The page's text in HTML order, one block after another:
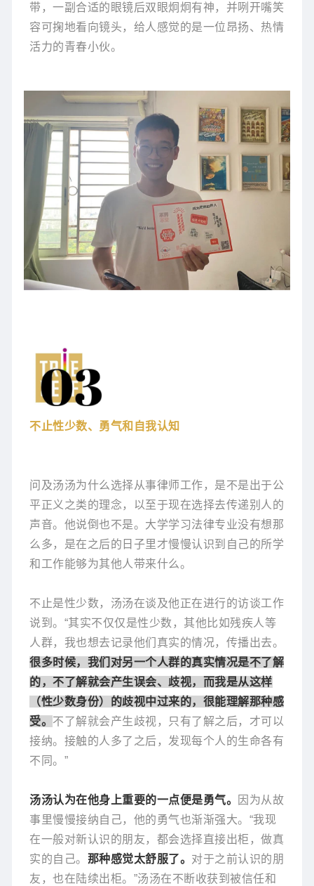
带，一副合适的眼镜后双眼炯炯有神，并咧开嘴笑
容可掬地看向镜头，给人感觉的是一位昂扬、热情
活力的青春小伙。
不止性少数、勇气和自我认知
问及汤汤为什么选择从事律师工作，是不是出于公
平正义之类的理念，以至于现在选择去传递别人的
声音。他说倒也不是。大学学习法律专业没有想那
么多，是在之后的日子里才慢慢认识到自己的所学
和工作能够为其他人带来什么。
不止是性少数，汤汤在谈及他正在进行的访谈工作
说到。“其实不仅仅是性少数，其他比如残疾人等
人群，我也想去记录他们真实的情况，传播出去。
很多时候，我们对另一个人群的真实情况是不了解
的，不了解就会产生误会、歧视，而我是从这样
（性少数身份）的歧视中过来的，很能理解那种感
受。 不了解就会产生歧视，只有了解之后，才可以
接纳。接触的人多了之后，发现每个人的生命各有
不同。”
汤汤认为在他身上重要的一点便是勇气。
因为从故
事里慢慢接纳自己，他的勇气也渐渐强大。“我现
在一般对新认识的朋友，都会选择直接出柜，做真
实的自己。 那种感觉太舒服了。 对于之前认识的朋
友，也在陆续出柜。”汤汤在不断收获到被信任和